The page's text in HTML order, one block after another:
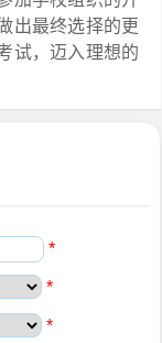
出最终选择的更
试，迈入理想的
*
*
*